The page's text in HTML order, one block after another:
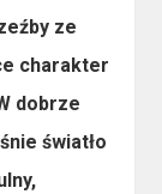
ze
charakter
dobrze
światło